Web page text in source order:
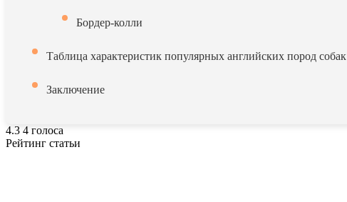
Бордер-колли
Таблица характеристик популярных английских пород собак
Заключение
4.3 4 голоса
Рейтинг статьи